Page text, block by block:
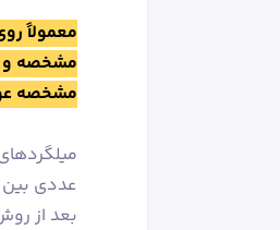
معمولاً
مشخصه و
مشخصه
عددی بین
بعد از